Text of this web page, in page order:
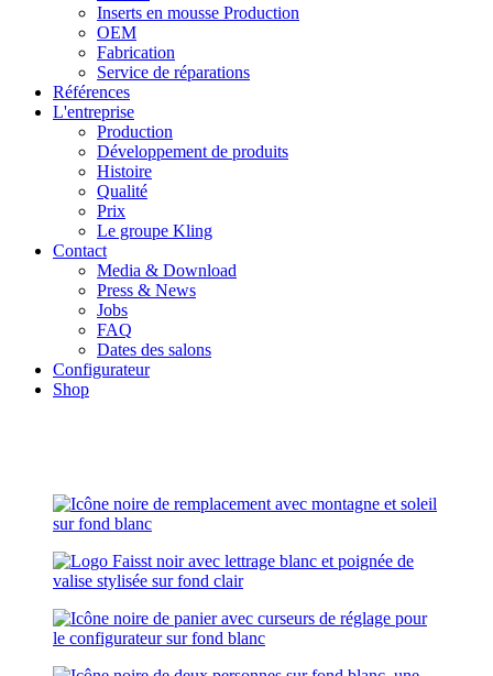
Inserts en mousse Production
OEM
Fabrication
Service de réparations
Références
L'entreprise
Production
Développement de produits
Histoire
Qualité
Prix
Le groupe Kling
Contact
Media & Download
Press & News
Jobs
FAQ
Dates des salons
Configurateur
Shop